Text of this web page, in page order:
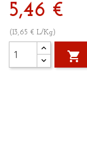
5,46 €
(13,65 € L/Kg)
